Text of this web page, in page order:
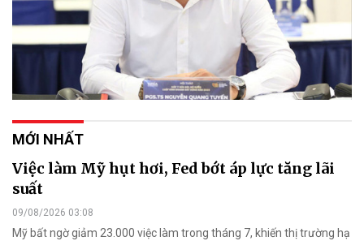
MỚI NHẤT
Việc làm Mỹ hụt hơi, Fed bớt áp lực tăng lãi
suất
09/08/2026 03:08
Mỹ bất ngờ giảm 23.000 việc làm trong tháng 7, khiến thị trường hạ